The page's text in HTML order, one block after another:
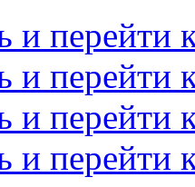
и перейти
и перейти
и перейти
и перейти